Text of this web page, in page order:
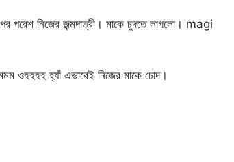
নিজের জন্মদাত্রী। মাকে চুদতে লাগলো। magi
ওহহহহ হ্যাঁ এভাবেই নিজের মাকে চোদ।